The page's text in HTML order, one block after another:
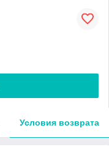
Условия возврата